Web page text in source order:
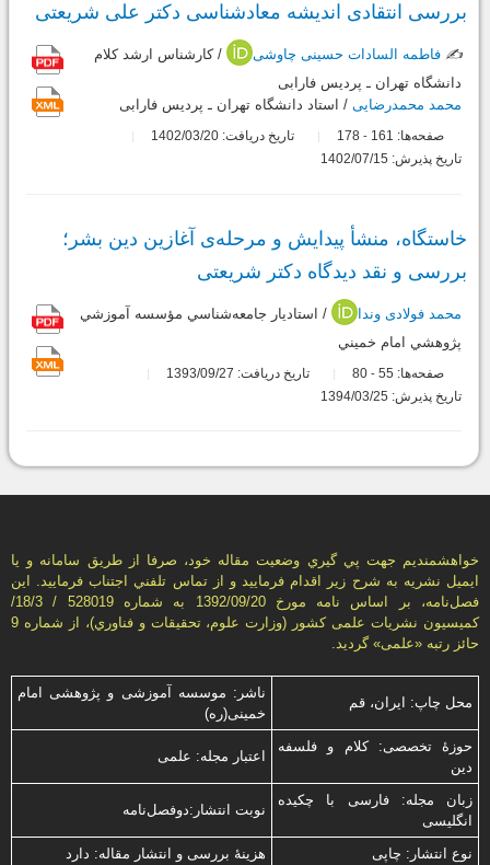
بررسی انتقادی اندیشه معاد‌شناسی دکتر علی شریعتی
✍️ فاطمه السادات حسینی چاوشی
/ کارشناس ارشد کلام
دانشگاه تهران ـ پردیس فارابی
محمد محمدرضایی / استاد دانشگاه تهران ـ پردیس فارابی
صفحه‌ها: 161
-
تاریخ دریافت: 1402/03/20
تاریخ پذیرش: 1402/07/15
خاستگاه، منشأ پیدایش و مرحله‌ی آغازین دین بشر؛
بررسی و نقد دیدگاه دکتر شریعتی
محمد فولادی وندا
/ استاديار جامعه‌شناسي مؤسسه آموزشي
پژوهشي امام خميني
صفحه‌ها: 55
-
تاریخ دریافت: 1393/09/27
تاریخ پذیرش: 1394/03/25
خواهشمنديم جهت پي گيري وضعيت مقاله خود، صرفا از طريق سامانه و يا
ايميل نشريه به شرح زير اقدام فرماييد و از تماس تلفني اجتناب فرماييد. اين
فصل‌نامه، بر اساس نامه مورخ 1392/09/20 به شماره 528019 / 18/3/
كميسيون نشريات علمی كشور (وزارت علوم، تحقيقات و فناوري)، از شماره 9
حائز رتبه «علمی» گرديد.
محل چاپ: ایران، قم
ناشر: موسسه آموزشی و پژوهشی امام
خمینی(ره)
حوزۀ تخصصی: کلام و فلسفه
دین
اعتبار مجله: علمی
زبان مجله: فارسی با چكیده
انگلیسی
نوبت انتشار:دوفصل‌نامه
نوع انتشار: چاپی
هزینۀ بررسی و انتشار مقاله: دارد